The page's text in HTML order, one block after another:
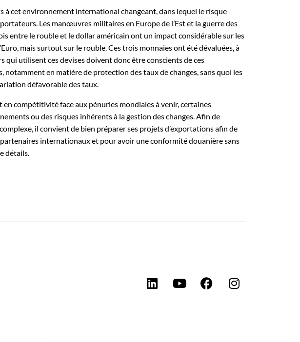
cet environnement international changeant, dans lequel le risque
Les manœuvres militaires en Europe de l’Est et la guerre des
entre le rouble et le dollar américain ont un impact considérable sur les
mais surtout sur le rouble. Ces trois monnaies ont été dévaluées, à
qui utilisent ces devises doivent donc être conscients de ces
en matière de protection des taux de changes, sans quoi les
défavorable des taux.
compétitivité face aux pénuries mondiales à venir, certaines
ou des risques inhérents à la gestion des changes. Afin de
il convient de bien préparer ses projets d’exportations afin de
internationaux et pour avoir une conformité douanière sans
détails.